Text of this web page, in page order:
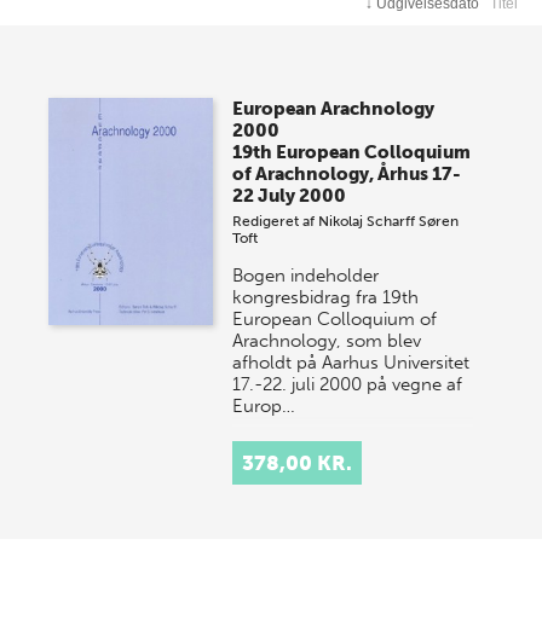
↓ Udgivelsesdato Titel
European Arachnology
2000
19th European Colloquium
of Arachnology, Århus 17-
22 July 2000
Redigeret af Nikolaj Scharff Søren
Toft
Bogen indeholder
kongresbidrag fra 19th
European Colloquium of
Arachnology, som blev
afholdt på Aarhus Universitet
17.-22. juli 2000 på vegne af
Europ…
378,00 KR.